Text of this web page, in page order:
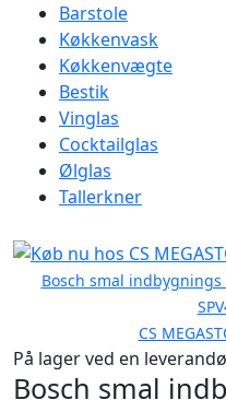
Barstole
Køkkenvask
Køkkenvægte
Bestik
Vinglas
Cocktailglas
Ølglas
Tallerkner
Bosch smal indbygnings
CS
På lager ved en
Bosch smal